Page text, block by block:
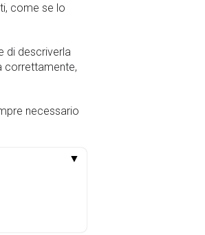
come se lo
di descriverla
correttamente,
necessario
▼